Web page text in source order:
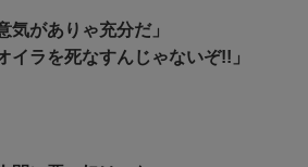
がありゃ充分だ」
イラを死なすんじゃないぞ!!」